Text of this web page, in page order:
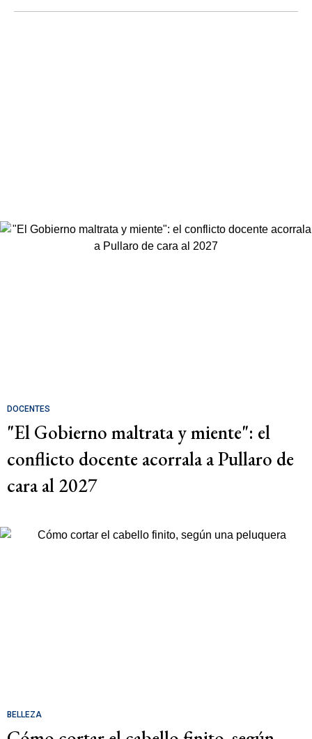
DOCENTES
"El Gobierno maltrata y miente": el
conflicto docente acorrala a Pullaro de
cara al 2027
BELLEZA